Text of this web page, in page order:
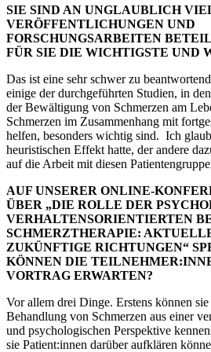
SIE SIND AN UNGLAUBLICH
VERÖFFENTLICHUNGEN UND
FORSCHUNGSARBEITEN
FÜR SIE DIE WICHTIGSTE UND
Das ist eine sehr schwer zu
einige der durchgeführten Studien, in
der Bewältigung von Schmerzen am
Schmerzen im Zusammenhang mit
helfen, besonders wichtig sind. Ich
heuristischen Effekt hatte, der andere
auf die Arbeit mit diesen
AUF UNSERER ONLINE-
ÜBER „DIE ROLLE DER
VERHALTENSORIENTIERTEN
SCHMERZTHERAPIE:
ZUKÜNFTIGE RICHTUNGEN“
KÖNNEN DIE
VORTRAG ERWARTEN?
Vor allem drei Dinge. Erstens können
Behandlung von Schmerzen aus einer
und psychologischen Perspektive
sie Patient:innen darüber aufklären